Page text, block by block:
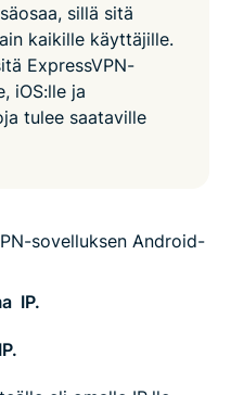
sillä sitä
kaikille käyttäjille.
ExpressVPN-
iOS:lle ja
tulee saataville
sovelluksen Android-
IP.